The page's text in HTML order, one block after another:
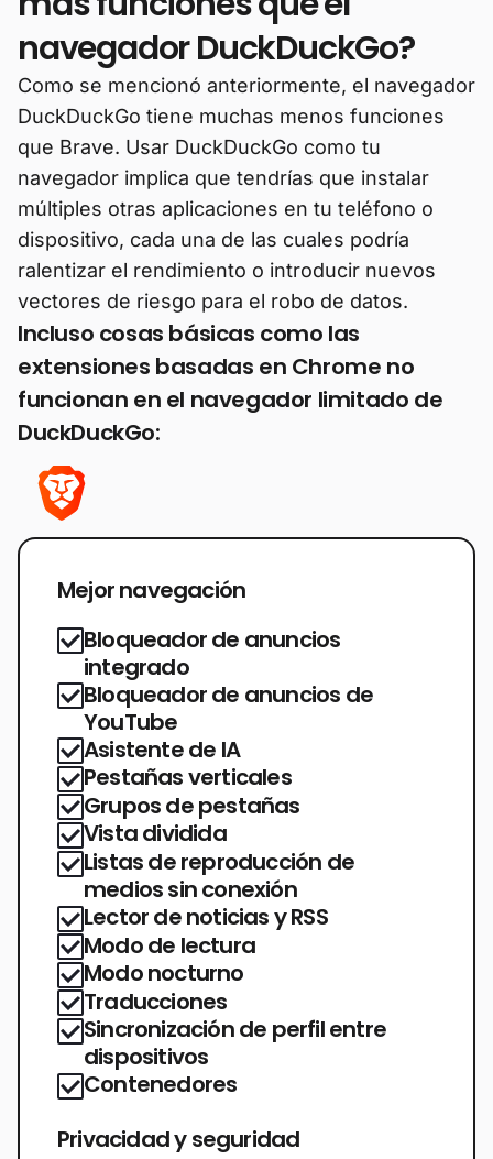
navegador DuckDuckGo?
Como se mencionó anteriormente, el navegador
DuckDuckGo tiene muchas menos funciones
que Brave. Usar DuckDuckGo como tu
navegador implica que tendrías que instalar
múltiples otras aplicaciones en tu teléfono o
dispositivo, cada una de las cuales podría
ralentizar el rendimiento o introducir nuevos
vectores de riesgo para el robo de datos.
Incluso cosas básicas como las
extensiones basadas en Chrome no
funcionan en el navegador limitado de
DuckDuckGo:
Mejor navegación
Bloqueador de anuncios
integrado
Bloqueador de anuncios de
YouTube
Asistente de IA
Pestañas verticales
Grupos de pestañas
Vista dividida
Listas de reproducción de
medios sin conexión
Lector de noticias y RSS
Modo de lectura
Modo nocturno
Traducciones
Sincronización de perfil entre
dispositivos
Contenedores
Privacidad y seguridad